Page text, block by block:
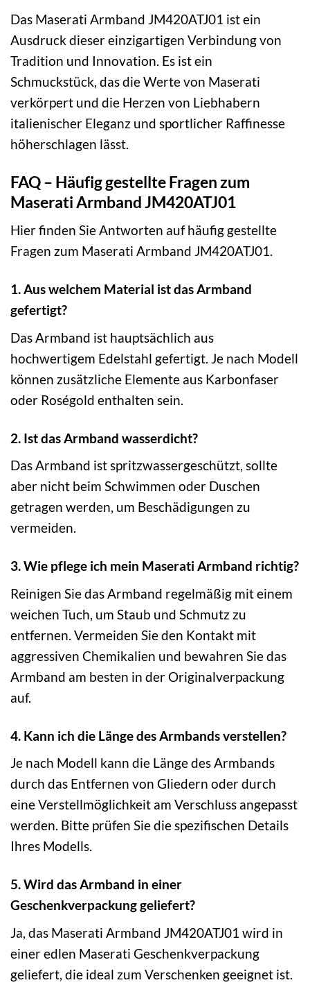
Das Maserati Armband JM420ATJ01 ist ein
Ausdruck dieser einzigartigen Verbindung von
Tradition und Innovation. Es ist ein
Schmuckstück, das die Werte von Maserati
verkörpert und die Herzen von Liebhabern
italienischer Eleganz und sportlicher Raffinesse
höherschlagen lässt.
FAQ – Häufig gestellte Fragen zum
Maserati Armband JM420ATJ01
Hier finden Sie Antworten auf häufig gestellte
Fragen zum Maserati Armband JM420ATJ01.
1. Aus welchem Material ist das Armband
gefertigt?
Das Armband ist hauptsächlich aus
hochwertigem Edelstahl gefertigt. Je nach Modell
können zusätzliche Elemente aus Karbonfaser
oder Roségold enthalten sein.
2. Ist das Armband wasserdicht?
Das Armband ist spritzwassergeschützt, sollte
aber nicht beim Schwimmen oder Duschen
getragen werden, um Beschädigungen zu
vermeiden.
3. Wie pflege ich mein Maserati Armband richtig?
Reinigen Sie das Armband regelmäßig mit einem
weichen Tuch, um Staub und Schmutz zu
entfernen. Vermeiden Sie den Kontakt mit
aggressiven Chemikalien und bewahren Sie das
Armband am besten in der Originalverpackung
auf.
4. Kann ich die Länge des Armbands verstellen?
Je nach Modell kann die Länge des Armbands
durch das Entfernen von Gliedern oder durch
eine Verstellmöglichkeit am Verschluss angepasst
werden. Bitte prüfen Sie die spezifischen Details
Ihres Modells.
5. Wird das Armband in einer
Geschenkverpackung geliefert?
Ja, das Maserati Armband JM420ATJ01 wird in
einer edlen Maserati Geschenkverpackung
geliefert, die ideal zum Verschenken geeignet ist.